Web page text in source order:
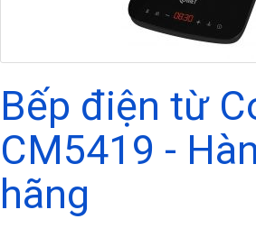
Bếp điện từ
CM5419 -
hãng